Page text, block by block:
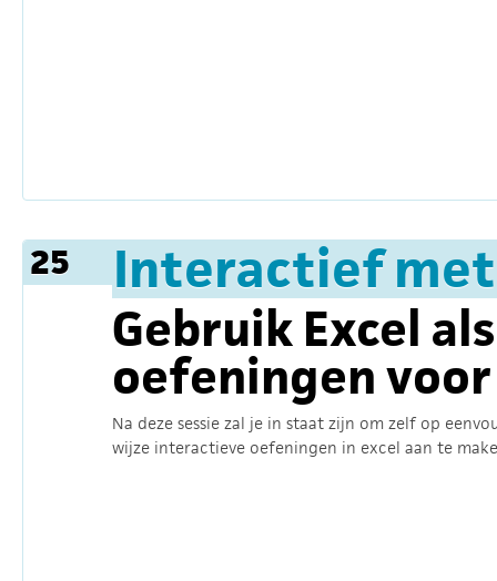
25 Interactief met
Gebruik Excel
oefeningen
Na deze sessie zal je in staat zijn om zelf op
wijze interactieve oefeningen in excel aan te